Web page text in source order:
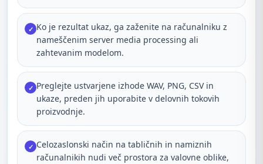
✓ Ko je rezultat ukaz, ga zaženite na računalniku z
nameščenim server media processing ali
zahtevanim modelom.
✓ Preglejte ustvarjene izhode WAV, PNG, CSV in
ukaze, preden jih uporabite v delovnih tokovih
proizvodnje.
✓ Celozaslonski način na tabličnih in namiznih
računalnikih nudi več prostora za valovne oblike,